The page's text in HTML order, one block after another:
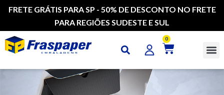
FRETE GRÁTIS PARA SP - 50% DE DESCONTO NO FRETE
PARA REGIÕES SUDESTE E SUL
0